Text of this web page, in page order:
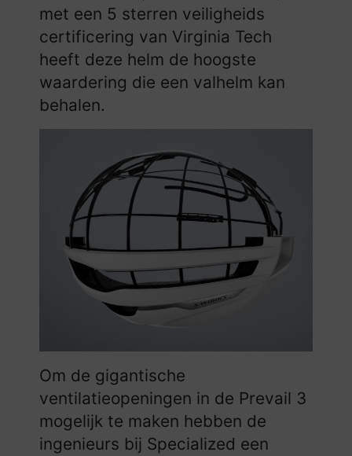
met een 5 sterren veiligheids
certificering van Virginia Tech
heeft deze helm de hoogste
waardering die een valhelm kan
behalen.
Om de gigantische
ventilatieopeningen in de Prevail 3
mogelijk te maken hebben de
ingenieurs bij Specialized een